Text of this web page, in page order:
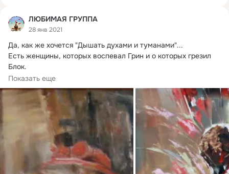
ЛЮБИМАЯ ГРУППА
28 янв 2021
Да, как же хочется "Дышать духами и туманами"...
Есть женщины, которых воспевал Грин и о которых грезил
Блок.
Эти женщины всегда и...
Показать еще